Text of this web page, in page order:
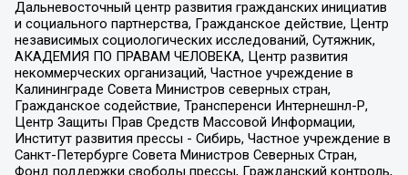
Дальневосточный центр развития гражданских инициатив
и социального партнерства, Гражданское действие, Центр
независимых социологических исследований, Сутяжник,
АКАДЕМИЯ ПО ПРАВАМ ЧЕЛОВЕКА, Центр развития
некоммерческих организаций, Частное учреждение в
Калининграде Совета Министров северных стран,
Гражданское содействие, Трансперенси Интернешнл-Р,
Центр Защиты Прав Средств Массовой Информации,
Институт развития прессы - Сибирь, Частное учреждение в
Санкт-Петербурге Совета Министров Северных Стран,
Фонд поддержки свободы прессы, Гражданский контроль,